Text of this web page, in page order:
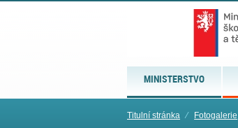
MINISTERSTVO
Titulní stránka ⁄ Fotogalerie